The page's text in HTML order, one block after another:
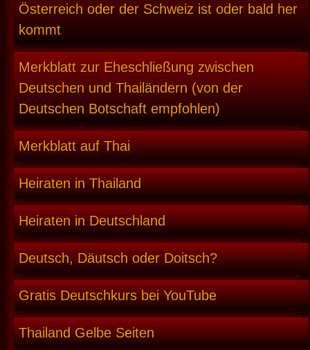
Österreich oder der Schweiz ist oder bald her
kommt
Merkblatt zur Eheschließung zwischen
Deutschen und Thailändern (von der
Deutschen Botschaft empfohlen)
Merkblatt auf Thai
Heiraten in Thailand
Heiraten in Deutschland
Deutsch, Däutsch oder Doitsch?
Gratis Deutschkurs bei YouTube
Thailand Gelbe Seiten